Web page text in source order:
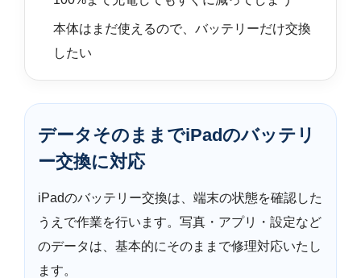
本体はまだ使えるので、バッテリーだけ交換
したい
データそのままでiPadのバッテリ
ー交換に対応
iPadのバッテリー交換は、端末の状態を確認した
うえで作業を行います。写真・アプリ・設定など
のデータは、基本的にそのままで修理対応いたし
ます。